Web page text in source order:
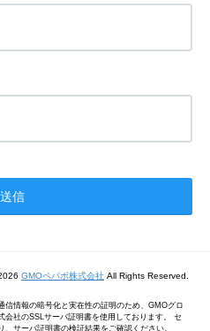
GMOペパボ株式会社 All Rights Reserved.
信情報の暗号化と実在性の証明のため、GMOグロ
会社のSSLサーバ証明書を使用しております。 セ
、サーバ証明書の検証結果をご確認ください。